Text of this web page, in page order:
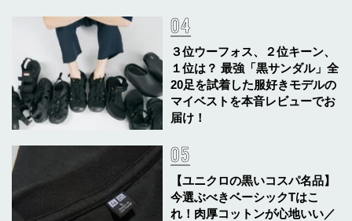
３位ウーフォス、２位キーン、
１位は？ 最強「黒サンダル」全
20足を試着した服好きモデルの
マイベストを本音レビューでお
届け！
【ユニクロの黒いコスパ名品】
今選ぶべきベーシックTはこ
れ！肉厚コットンが心地いい／